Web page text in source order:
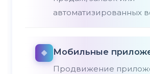
автоматизированных
Мобильные
Продвижение